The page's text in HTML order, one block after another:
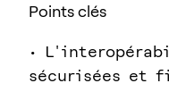
Points clés
•
sécurisées et